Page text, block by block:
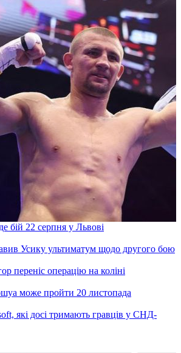
бій 22 серпня у Львові
Усику ультиматум щодо другого бою
переніс операцію на коліні
може пройти 20 листопада
які досі тримають гравців у СНД-